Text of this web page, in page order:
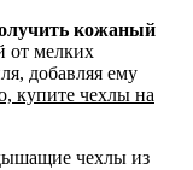
кожаный
от мелких
добавляя ему
купите чехлы на
чехлы из